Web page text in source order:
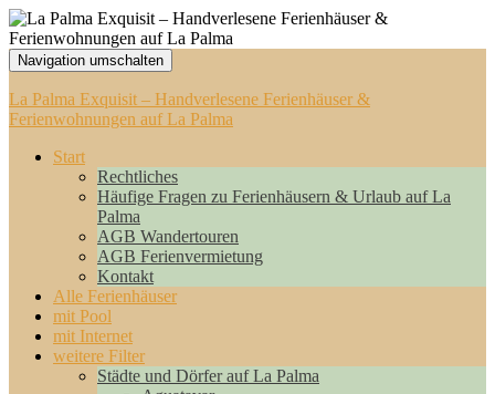
Navigation umschalten
La Palma Exquisit – Handverlesene Ferienhäuser &
Ferienwohnungen auf La Palma
Start
Rechtliches
Häufige Fragen zu Ferienhäusern & Urlaub auf La
Palma
AGB Wandertouren
AGB Ferienvermietung
Kontakt
Alle Ferienhäuser
mit Pool
mit Internet
weitere Filter
Städte und Dörfer auf La Palma